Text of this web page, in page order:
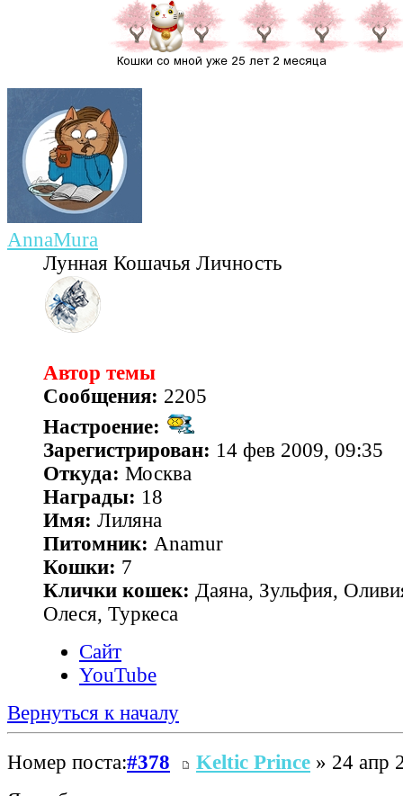
AnnaMura
Лунная Кошачья Личность
Автор темы
Сообщения: 2205
Настроение:
Зарегистрирован: 14 фев 2009, 09:35
Откуда: Москва
Награды: 18
Имя: Лиляна
Питомник: Anamur
Кошки: 7
Клички кошек: Даяна, Зульфия,
Олеся, Туркеса
Сайт
YouTube
Вернуться к началу
Номер поста:#378 Keltic Prince » 24 апр